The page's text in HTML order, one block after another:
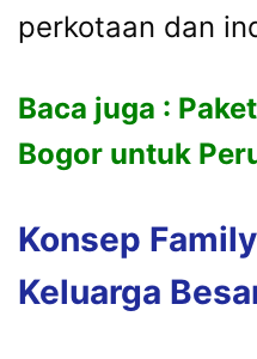
perkotaan dan
Baca juga :
Bogor untuk
Konsep Family
Keluarga